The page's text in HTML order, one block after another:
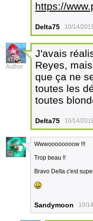
https://
Delta75 10/14/
47
Author
J'avais
Reyes,
que ça ne
toutes les
toutes
Delta75 10/14/
52
Wwwoooooooow !!!
Trop beau !!
Bravo Delta c'est
Sandymoon 10/